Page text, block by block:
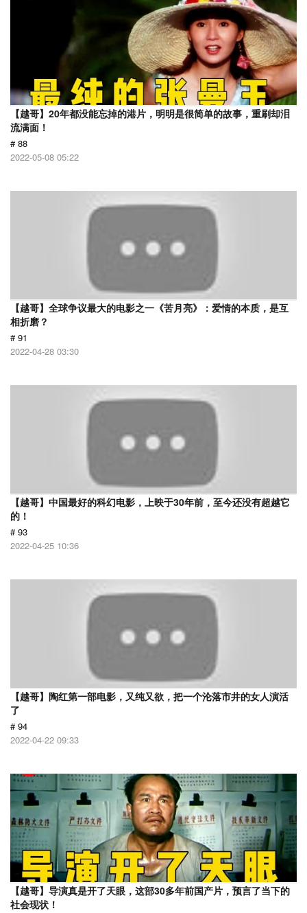
【越哥】20年都没能忘掉的港片，明明是很简单的故事，重刷却泪
流满面！
# 88
2022-05-08 05:22
【越哥】全球争议最大的电影之一《苦月亮》：爱情的本质，是互
相折磨？
# 91
2022-04-28 03:30
【越哥】中国最好的科幻电影，上映于30年前，至今还没有超越它
的！
# 93
2022-04-25 10:36
【越哥】陶红第一部电影，又纯又欲，把一个沦落市井的女人演活
了
# 94
2022-04-22 09:33
【越哥】导演真是开了天眼，这部30多年前国产片，预言了当下的
社会现状！